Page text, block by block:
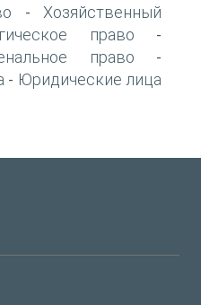
- Хозяйственный
право -
право -
- Юридические лица